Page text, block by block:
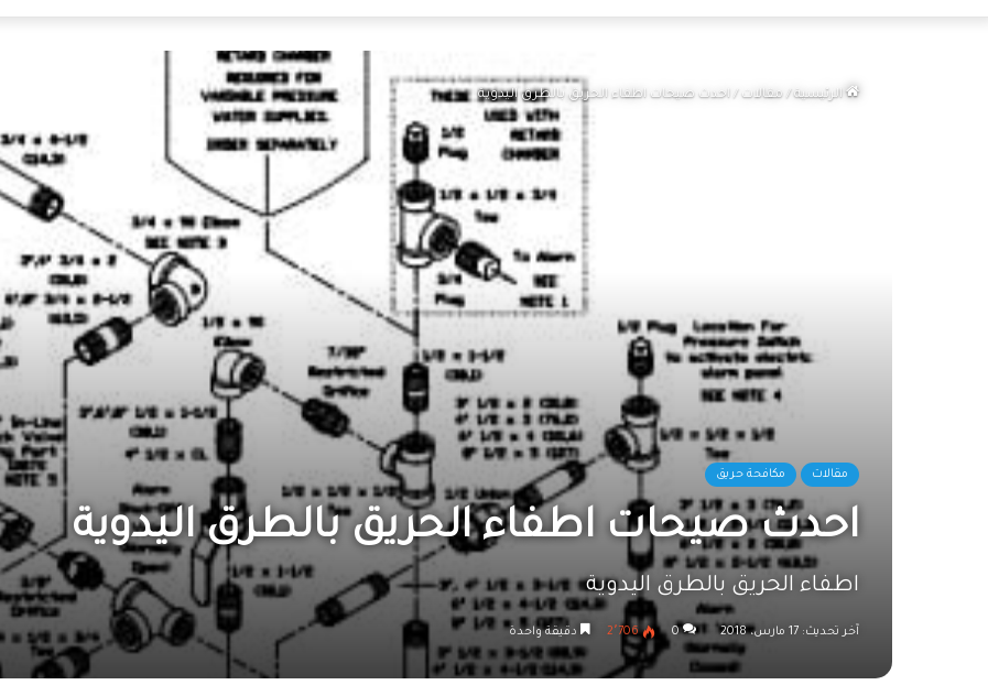
الرئيسية / مقالات / احدث صيحات اطفاء الحريق بالطرق اليدوية
مقالات مكافحة حريق
احدث صيحات اطفاء الحريق بالطرق اليدوية
اطفاء الحريق بالطرق اليدوية
آخر تحديث: 17 مارس، 2018 0 2٬706 دقيقة واحدة